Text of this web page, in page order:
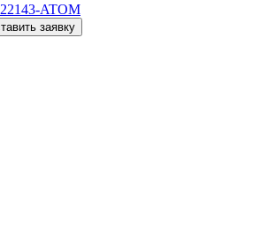
ATOM
заявку